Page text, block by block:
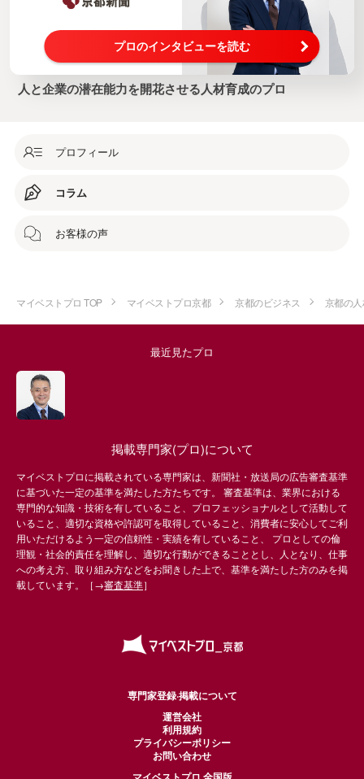
プロのインタビューを読む
人と企業の潜在能力を開花させる人材育成のプロ
プロフィール
コラム
お客様の声
マイベストプロ TOP マイベストプロ京都 京都のビジネス 京都の
最近見たプロ
掲載専門家(プロ)について
マイベストプロに掲載されている専門家は、新聞社・放送局の広告審査基準
に基づいた一定の基準を満たした方たちです。 審査基準は、業界における
専門的な知識・技術を有していること、プロフェッショナルとして活動して
いること、適切な資格や許認可を取得していること、消費者に安心してご利
用いただけるよう一定の信頼性・実績を有していること、 プロとしての倫
理観・社会的責任を理解し、適切な行動ができることとし、人となり、仕事
への考え方、取り組み方などをお聞きした上で、基準を満たした方のみを掲
載しています。［→審査基準］
専門家登録·掲載について
運営会社
利用規約
プライバシーポリシー
お問い合わせ